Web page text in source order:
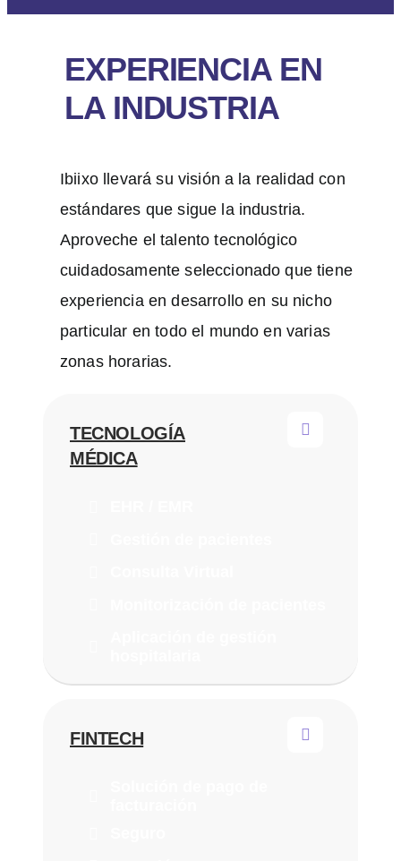
EXPERIENCIA EN
LA INDUSTRIA
Ibiixo llevará su visión a la realidad con
estándares que sigue la industria.
Aproveche el talento tecnológico
cuidadosamente seleccionado que tiene
experiencia en desarrollo en su nicho
particular en todo el mundo en varias
zonas horarias.
TECNOLOGÍA
MÉDICA
FINTECH